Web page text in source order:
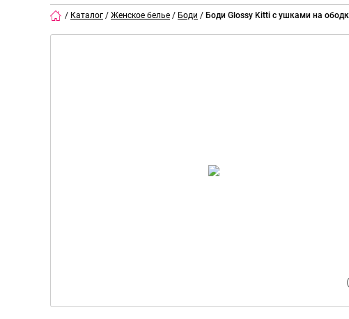
/ Каталог / Женское белье / Боди / Боди Glossy Kitti с ушками на